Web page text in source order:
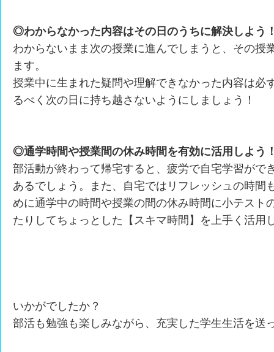
◎わからなかった内容はその日のうちに解決しよう
わからないまま次の授業に進んでしまうと、その授
ます。
授業中に生まれた疑問や理解できなかった内容は必
るべく次の日に持ち越さないようにしましょう！
◎通学時間や授業間の休み時間を有効に活用しよう
部活動が終わって帰宅すると、疲労で自宅学習がで
あるでしょう。また、自宅ではリフレッシュの時間
めに通学中の時間や授業の間の休み時間に小テスト
たりしてちょっとした【スキマ時間】を上手く活用
いかがでしたか？
部活も勉強も楽しみながら、充実した学生生活を送